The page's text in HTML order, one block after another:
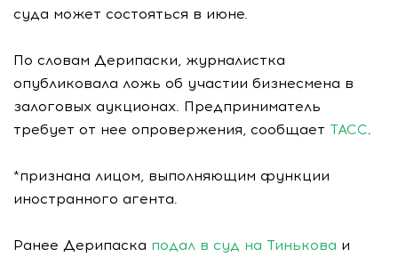
суда может состояться в июне.
По словам Дерипаски, журналистка
опубликовала ложь об участии бизнесмена в
залоговых аукционах. Предприниматель
требует от нее опровержения, сообщает ТАСС.
*признана лицом, выполняющим функции
иностранного агента.
Ранее Дерипаска подал в суд на Тинькова и